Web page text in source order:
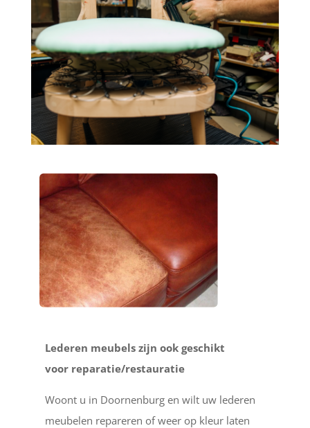
Lederen meubels zijn ook geschikt
voor reparatie/restauratie
Woont u in Doornenburg en wilt uw lederen
meubelen repareren of weer op kleur laten